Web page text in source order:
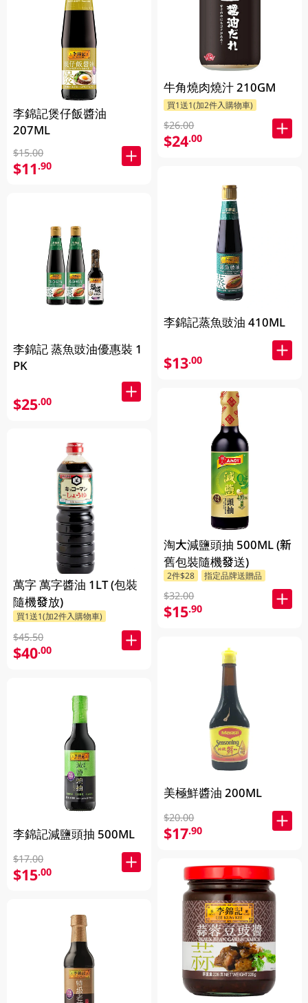
李錦記煲仔飯醬油
207ML
$15.00
$11.90
李錦記 蒸魚豉油優惠裝 1
PK
$25.00
萬字 萬字醬油 1LT (包裝
隨機發放)
買1送1(加2件入購物車)
$45.50
$40.00
李錦記減鹽頭抽 500ML
$17.00
$15.00
牛角燒肉燒汁 210GM
買1送1(加2件入購物車)
$26.00
$24.00
李錦記蒸魚豉油 410ML
$13.00
淘大減鹽頭抽 500ML (新
舊包裝隨機發送)
2件$28 指定品牌送贈品
$32.00
$15.90
美極鮮醬油 200ML
$20.00
$17.90